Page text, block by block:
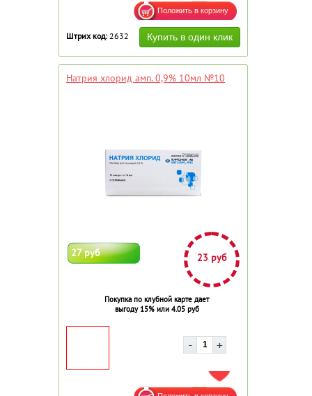
Штрих код: 2632
Натрия хлорид амп. 0,9% 10мл №10
27 руб 23 руб
Покупка по клубной карте дает
выгоду 15% или 4.05 руб
ДОБАВИТЬ В ИЗБРАННОЕ